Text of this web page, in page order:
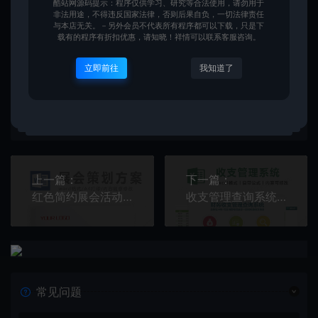
上一篇：
红色简约展会活动策划书活动策划计划word模板
下一篇：
收支管理查询系统Excel模板
常见问题
酷站网源码提示：程序仅供学习、研究等合法使用，请勿用于
非法用途，不得违反国家法律，否则后果自负，一切法律责任
与本店无关。－另外会员不代表所有程序都可以下载，只是下
载有的程序有折扣优惠，请知晓！祥情可以联系客服咨询。
立即前往 我知道了